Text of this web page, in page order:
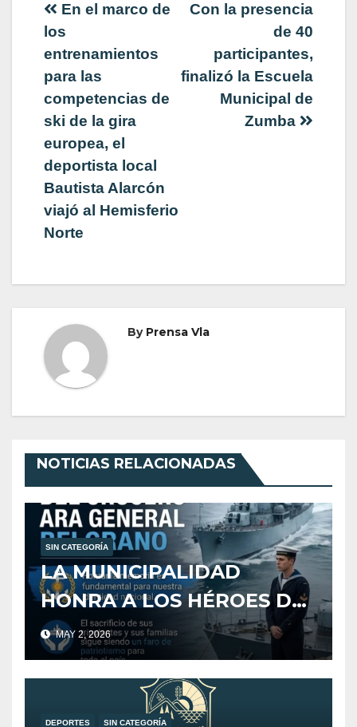
Navegación
de
entradas
Con la presencia
de 40
participantes,
finalizó la Escuela
Municipal de
Zumba
En el marco de
los
entrenamientos
para las
competencias de
ski de la gira
europea, el
deportista local
Bautista Alarcón
viajó al Hemisferio
Norte
By Prensa Vla
NOTICIAS RELACIONADAS
SIN CATEGORÍA
LA MUNICIPALIDAD
HONRA A LOS HÉROES DEL
CRUCERO ARA GENERAL
BELGRANO
MAY 2, 2026
DEPORTES SIN CATEGORÍA